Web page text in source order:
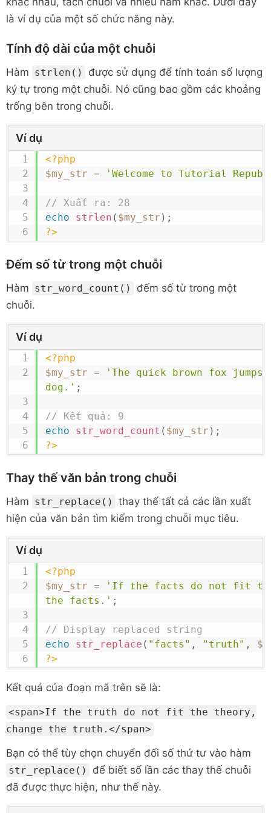
là ví dụ của một số chức năng này.
Tính độ dài của một chuỗi
Hàm strlen()
được sử dụng để tính toán số lượng
ký tự trong một chuỗi. Nó cũng bao gồm các khoảng
trống bên trong chuỗi.
Ví dụ
<?php
$my_str = 'Welcome to Tutorial
// Xuất ra: 28
echo
strlen ( $my_str ) ;
?>
Đếm số từ trong một chuỗi
Hàm str_word_count()
đếm số từ trong một
chuỗi.
Ví dụ
<?php
$my_str =
'The quick brown fox
dog.' ;
// Kết quả: 9
echo
str_word_count ( $my_str ) ;
?>
Thay thế văn bản trong chuỗi
Hàm str_replace()
thay thế tất cả các lần xuất
hiện của văn bản tìm kiếm trong chuỗi mục tiêu.
Ví dụ
<?php
$my_str =
'If the facts do not fit the
the facts.' ;
// Display replaced string
echo
str_replace ( "facts" , "truth" ,
?>
Kết quả của đoạn mã trên sẽ là:
<span>If the truth do not fit the theory,
change the truth.</span>
Bạn có thể tùy chọn chuyển đối số thứ tư vào hàm
str_replace()
để biết số lần các thay thế chuỗi
đã được thực hiện, như thế này.